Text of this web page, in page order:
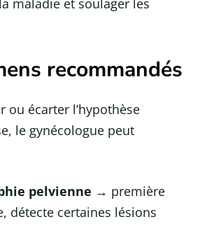
maladie et soulager les
recommandés
ou écarter l’hypothèse
le gynécologue peut
pelvienne → première
détecte certaines lésions